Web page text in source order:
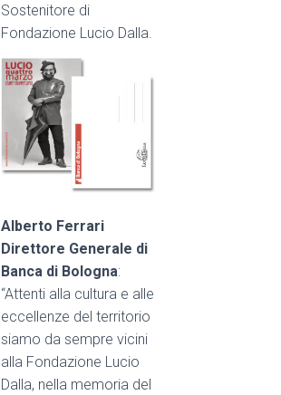
Sostenitore di
Fondazione Lucio Dalla.
Alberto Ferrari
Direttore Generale di
Banca di Bologna:
“Attenti alla cultura e alle
eccellenze del territorio
siamo da sempre vicini
alla Fondazione Lucio
Dalla, nella memoria del